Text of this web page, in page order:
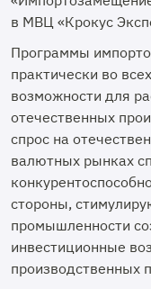
в МВЦ «Крокус
Программы
практически во
возможности для
отечественных
спрос на
валютных рынках
стороны,
промышленности
инвестиционные
производственных